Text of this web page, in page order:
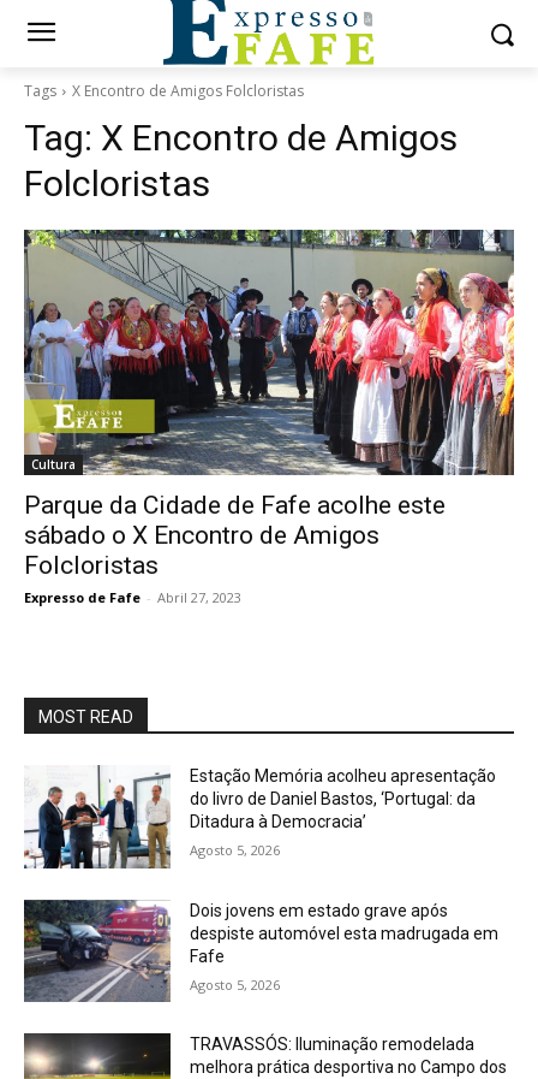
Tags X Encontro de Amigos Folcloristas
Tag: X Encontro de Amigos
Folcloristas
Cultura
Parque da Cidade de Fafe acolhe este
sábado o X Encontro de Amigos
Folcloristas
Expresso de Fafe - Abril 27, 2023
MOST READ
Estação Memória acolheu apresentação
do livro de Daniel Bastos, ‘Portugal: da
Ditadura à Democracia’
Agosto 5, 2026
Dois jovens em estado grave após
despiste automóvel esta madrugada em
Fafe
Agosto 5, 2026
TRAVASSÓS: Iluminação remodelada
melhora prática desportiva no Campo dos